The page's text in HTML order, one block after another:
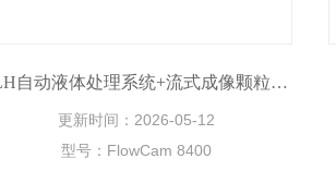
ALH自动液体处理系统+流式成像颗粒分析仪
更新时间： 2026-05-12
型号： FlowCam 8400